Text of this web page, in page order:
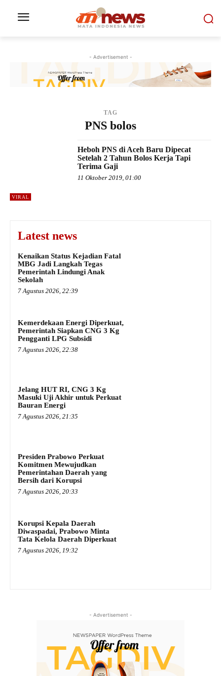
- Advertisement -
TAG
PNS bolos
VIRAL
Heboh PNS di Aceh Baru Dipecat
Setelah 2 Tahun Bolos Kerja Tapi
Terima Gaji
11 Oktober 2019, 01:00
Latest news
Kenaikan Status Kejadian Fatal
MBG Jadi Langkah Tegas
Pemerintah Lindungi Anak
Sekolah
7 Agustus 2026, 22:39
Kemerdekaan Energi Diperkuat,
Pemerintah Siapkan CNG 3 Kg
Pengganti LPG Subsidi
7 Agustus 2026, 22:38
Jelang HUT RI, CNG 3 Kg
Masuki Uji Akhir untuk Perkuat
Bauran Energi
7 Agustus 2026, 21:35
Presiden Prabowo Perkuat
Komitmen Mewujudkan
Pemerintahan Daerah yang
Bersih dari Korupsi
7 Agustus 2026, 20:33
Korupsi Kepala Daerah
Diwaspadai, Prabowo Minta
Tata Kelola Daerah Diperkuat
7 Agustus 2026, 19:32
- Advertisement -